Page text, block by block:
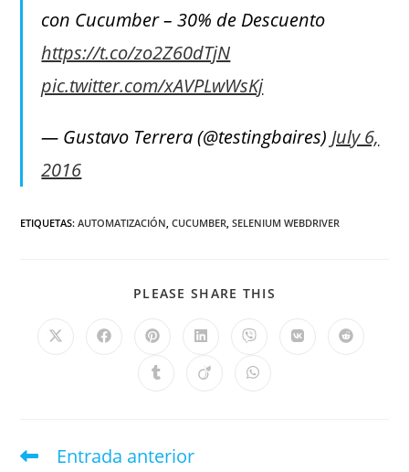
con Cucumber – 30% de Descuento
https://t.co/zo2Z60dTjN
pic.twitter.com/xAVPLwWsKj
— Gustavo Terrera (@testingbaires) July 6,
2016
ETIQUETAS:AUTOMATIZACIÓN, CUCUMBER, SELENIUM WEBDRIVER
PLEASE SHARE THIS
Entrada anterior